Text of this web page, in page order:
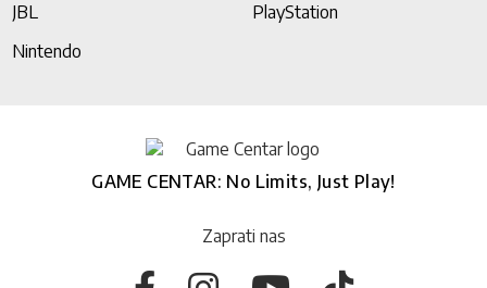
JBL
PlayStation
Nintendo
GAME CENTAR: No Limits, Just Play!
Zaprati nas